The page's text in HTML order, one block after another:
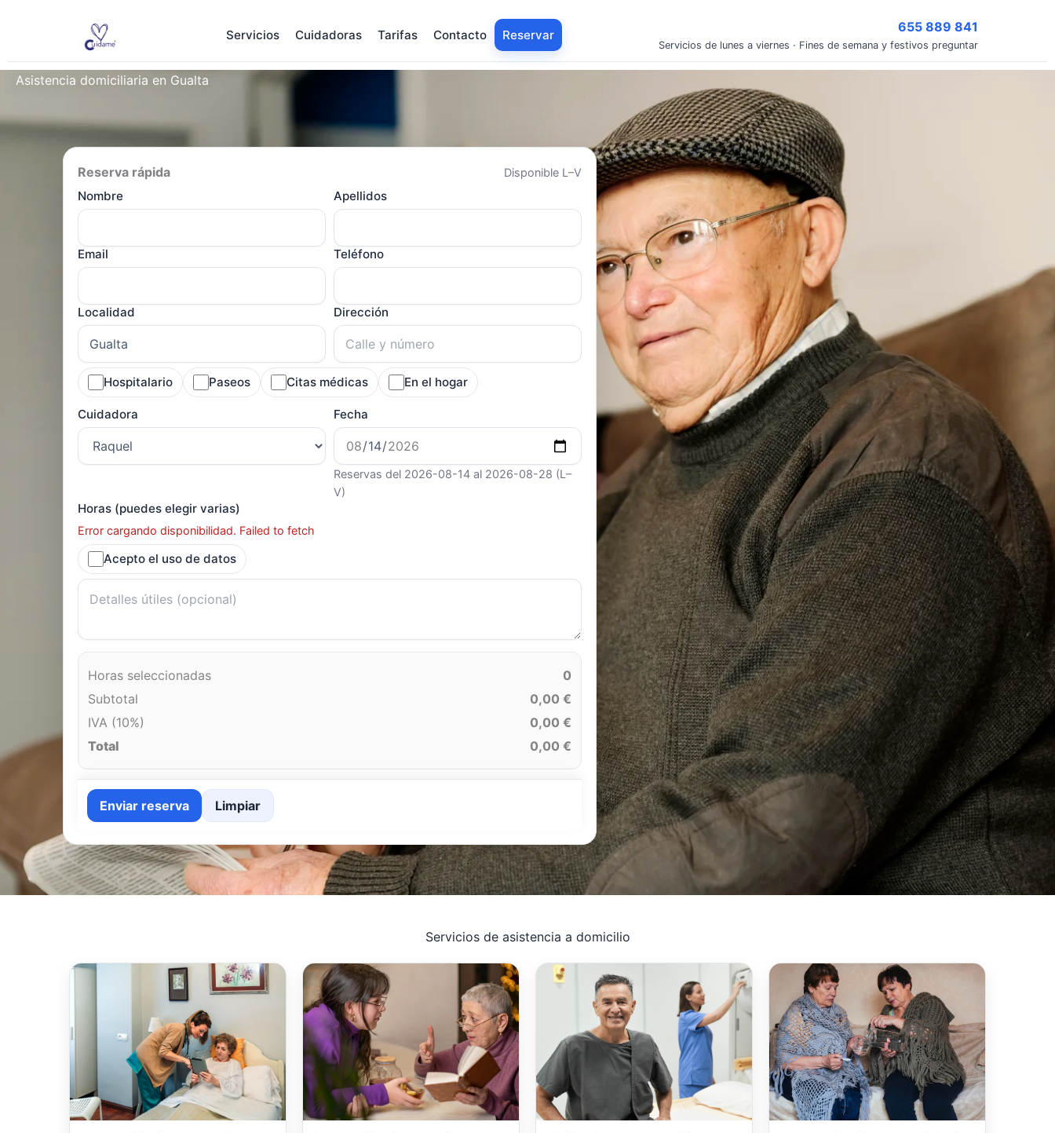
Servicios Cuidadoras Tarifas Contacto Reservar
655 889 841
Servicios de lunes a viernes · Fines de semana y festivos preguntar
Asistencia domiciliaria en Gualta
Reserva rápida Disponible L–V
Nombre Apellidos
Email Teléfono
Localidad Dirección
Hospitalario Paseos Citas médicas En el hogar
Cuidadora Fecha
Reservas del 2026-08-14 al 2026-08-28 (L–
V)
Horas (puedes elegir varias)
Error cargando disponibilidad. Failed to fetch
Acepto el uso de datos
Horas seleccionadas
0
Subtotal
0,00 €
IVA (10%)
0,00 €
Total
0,00 €
Enviar reserva Limpiar
Servicios de asistencia a domicilio